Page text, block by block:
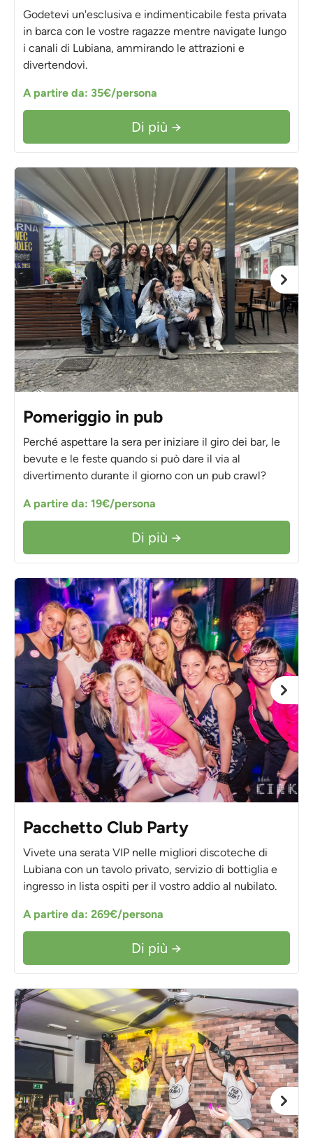
Godetevi un'esclusiva e indimenticabile festa privata
in barca con le vostre ragazze mentre navigate lungo
i canali di Lubiana, ammirando le attrazioni e
divertendovi.
A partire da: 35€/persona
Di più →
Pomeriggio in pub
Perché aspettare la sera per iniziare il giro dei bar, le
bevute e le feste quando si può dare il via al
divertimento durante il giorno con un pub crawl?
A partire da: 19€/persona
Di più →
Pacchetto Club Party
Vivete una serata VIP nelle migliori discoteche di
Lubiana con un tavolo privato, servizio di bottiglia e
ingresso in lista ospiti per il vostro addio al nubilato.
A partire da: 269€/persona
Di più →